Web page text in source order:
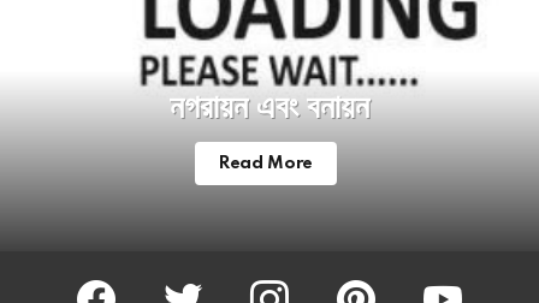
নগরায়ন এবং বনায়ন
Read More
facebook twitter instagram pinterest youtube